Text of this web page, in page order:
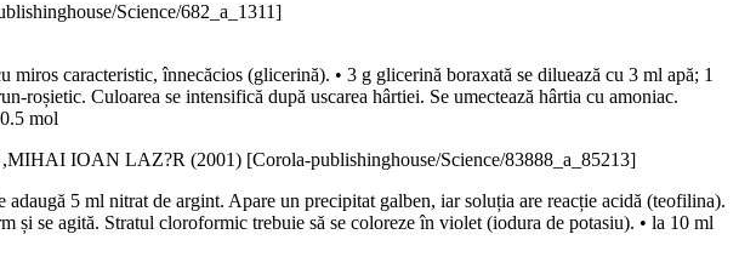
Science/682_a_1311]
caracteristic, înnecăcios (glicerină). • 3 g glicerină boraxată se diluează cu 3 ml apă; 1
roșietic. Culoarea se intensifică după uscarea hârtiei. Se umectează hârtia cu amoniac.
mol
IOAN LAZ?R (2001) [Corola-publishinghouse/Science/83888_a_85213]
5 ml nitrat de argint. Apare un precipitat galben, iar soluția are reacție acidă (teofilina).
se agită. Stratul cloroformic trebuie să se coloreze în violet (iodura de potasiu). • la 10 ml